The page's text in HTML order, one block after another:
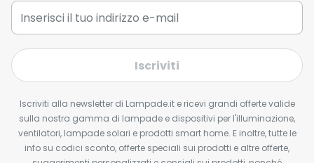
Iscriviti
Iscriviti alla newsletter di Lampade.it e ricevi grandi offerte valide
sulla nostra gamma di lampade e dispositivi per l'illuminazione,
ventilatori, lampade solari e prodotti smart home. E inoltre, tutte le
info su codici sconto, offerte speciali sui prodotti e altre offerte,